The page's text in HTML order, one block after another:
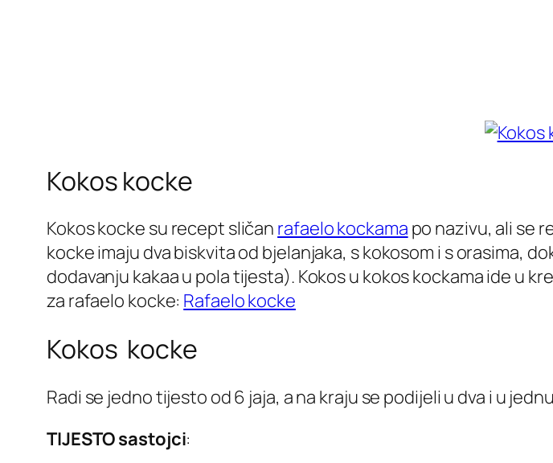
Kokos kocke
Kokos kocke su recept sličan rafaelo kockama po nazivu, ali se
kocke imaju dva biskvita od bjelanjaka, s kokosom i s orasima,
dodavanju kakaa u pola tijesta). Kokos u kokos kockama ide u
za rafaelo kocke: Rafaelo kocke
Kokos kocke
Radi se jedno tijesto od 6 jaja, a na kraju se podijeli u dva i u
TIJESTOsastojci: